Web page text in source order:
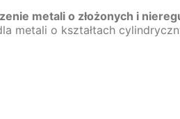
metali o złożonych i
metali o kształtach